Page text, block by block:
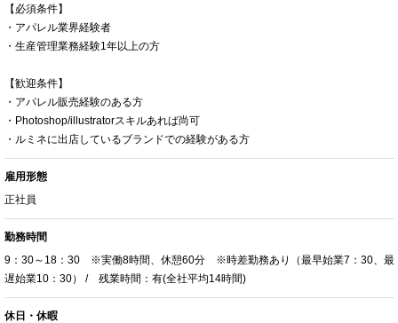
【必須条件】
・アパレル業界経験者
・生産管理業務経験1年以上の方
【歓迎条件】
・アパレル販売経験のある方
・Photoshop/illustratorスキルあれば尚可
・ルミネに出店しているブランドでの経験がある方
雇用形態
正社員
勤務時間
9：30～18：30 ※実働8時間、休憩60分 ※時差勤務あり（最早始業7：30、最
遅始業10：30） / 残業時間：有(全社平均14時間)
休日・休暇